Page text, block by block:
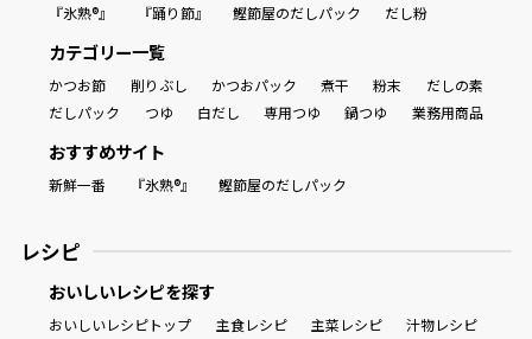
『氷熟®』
『踊り節』 鰹節屋のだしパック だし粉
カテゴリー一覧
かつお節 削りぶし かつおパック 煮干 粉末
だしの素
だしパック
つゆ 白だし 専用つゆ 鍋つゆ 業務用商品
おすすめサイト
新鮮一番 『氷熟®』 鰹節屋のだしパック
レシピ
おいしいレシピを探す
おいしいレシピトップ 主食レシピ 主菜レシピ
汁物レシピ